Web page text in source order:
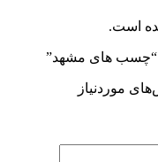
است.
“چسب های مشهد”
موردنیاز